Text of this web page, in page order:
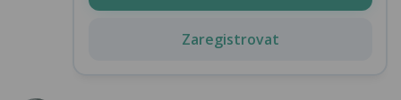
Zaregistrovat